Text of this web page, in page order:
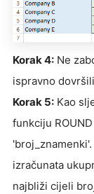
Korak 4: Ne
ispravno
Korak 5: Kao
funkciju
izračunata
najbliži cijeli